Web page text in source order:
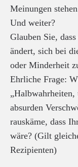
Meinungen
Und weiter?
Glauben Sie,
ändert, sich bei
oder Minderheit
Ehrliche Frage:
„Halbwahrheiten,
absurden
rauskäme, dass
wäre? (Gilt
Rezipienten)